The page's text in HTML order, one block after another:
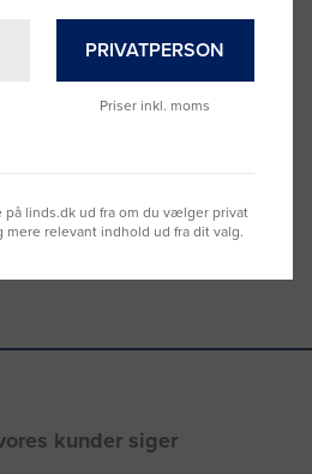
for hjælp?
9992 0233
klar til at hjælpe dig.
kunder siger
PRIVATPERSON
Priser inkl. moms
linds.dk ud fra om du vælger privat
relevant indhold ud fra dit valg.